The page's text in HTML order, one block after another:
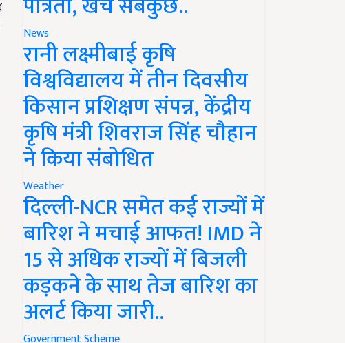
News
रानी लक्ष्मीबाई कृषि
विश्वविद्यालय में तीन दिवसीय
किसान प्रशिक्षण संपन्न, केंद्रीय
कृषि मंत्री शिवराज सिंह चौहान
ने किया संबोधित
Weather
दिल्ली-NCR समेत कई राज्यों में
बारिश ने मचाई आफत! IMD ने
15 से अधिक राज्यों में बिजली
कड़कने के साथ तेज बारिश का
अलर्ट किया जारी..
Government Scheme